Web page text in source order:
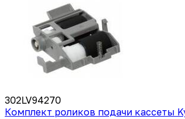
302LV94270
Комплект роликов подачи кассеты